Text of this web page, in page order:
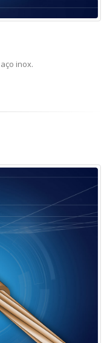
inox.